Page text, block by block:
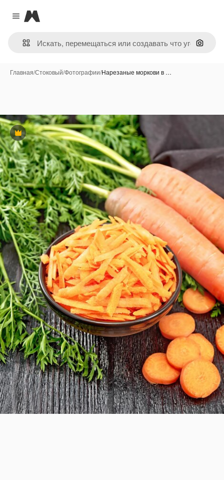
Close menu
Magnific
Поиск
Главная/Стоковый/Фотографии/Нарезаные моркови в …
Премиум